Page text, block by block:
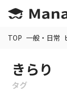
TOP 一般・日常
きらり
タグ